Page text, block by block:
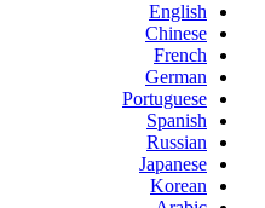
English
Chinese
French
German
Portuguese
Spanish
Russian
Japanese
Korean